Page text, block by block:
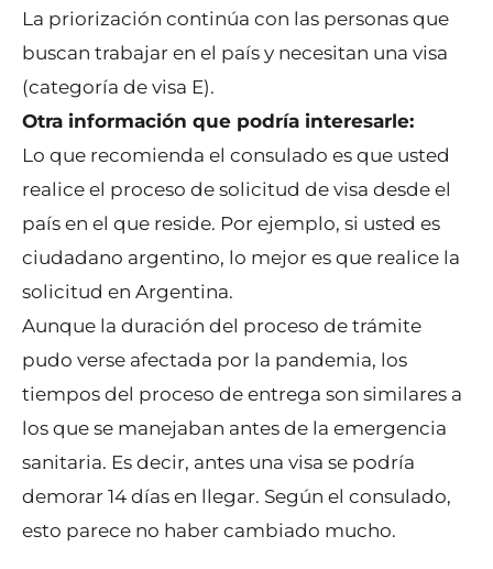
La priorización continúa con las personas que
buscan trabajar en el país y necesitan una visa
(categoría de visa E).
Otra información que podría interesarle:
Lo que recomienda el consulado es que usted
realice el proceso de solicitud de visa desde el
país en el que reside. Por ejemplo, si usted es
ciudadano argentino, lo mejor es que realice la
solicitud en Argentina.
Aunque la duración del proceso de trámite
pudo verse afectada por la pandemia, los
tiempos del proceso de entrega son similares a
los que se manejaban antes de la emergencia
sanitaria. Es decir, antes una visa se podría
demorar 14 días en llegar. Según el consulado,
esto parece no haber cambiado mucho.